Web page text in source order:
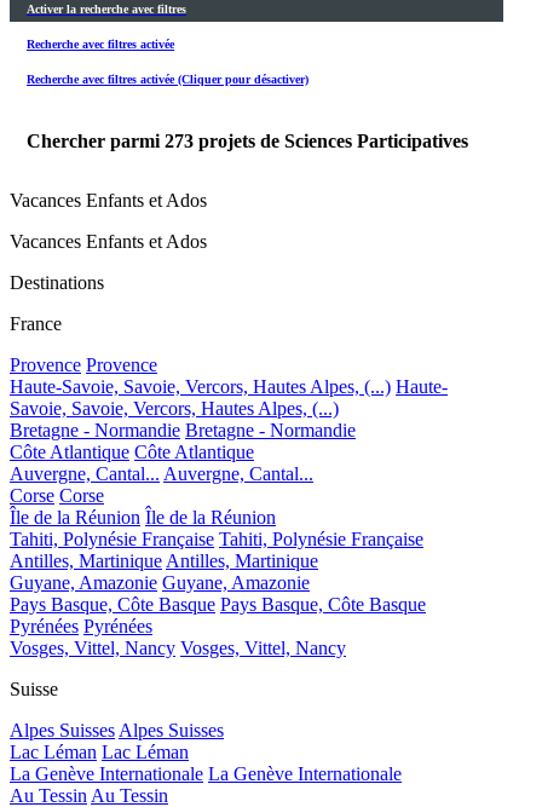
Activer la recherche avec filtres
Recherche avec filtres activée
Recherche avec filtres activée (Cliquer pour désactiver)
Chercher parmi 273 projets de Sciences Participatives
Vacances Enfants et Ados
Vacances Enfants et Ados
Destinations
France
Provence Provence
Haute-Savoie, Savoie, Vercors, Hautes Alpes, (...) Haute-
Savoie, Savoie, Vercors, Hautes Alpes, (...)
Bretagne - Normandie Bretagne - Normandie
Côte Atlantique Côte Atlantique
Auvergne, Cantal... Auvergne, Cantal...
Corse Corse
Île de la Réunion Île de la Réunion
Tahiti, Polynésie Française Tahiti, Polynésie Française
Antilles, Martinique Antilles, Martinique
Guyane, Amazonie Guyane, Amazonie
Pays Basque, Côte Basque Pays Basque, Côte Basque
Pyrénées Pyrénées
Vosges, Vittel, Nancy Vosges, Vittel, Nancy
Suisse
Alpes Suisses Alpes Suisses
Lac Léman Lac Léman
La Genève Internationale La Genève Internationale
Au Tessin Au Tessin